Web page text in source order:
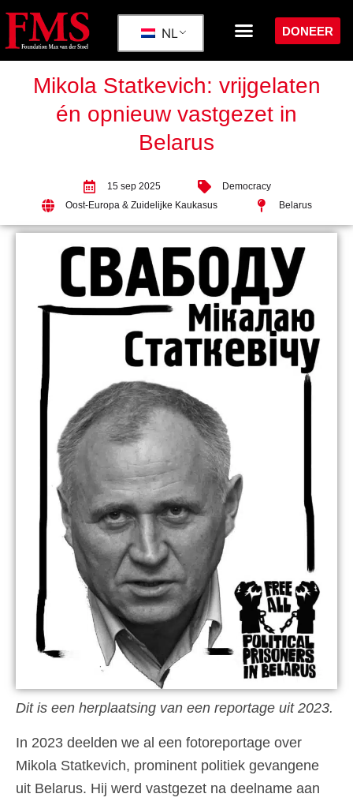
NL DONEER
Mikola Statkevich: vrijgelaten
én opnieuw vastgezet in
Belarus
15 sep 2025
Democracy
Oost-Europa & Zuidelijke Kaukasus
Belarus
Dit is een herplaatsing van een reportage uit 2023.
In 2023 deelden we al een fotoreportage over
Mikola Statkevich, prominent politiek gevangene
uit Belarus. Hij werd vastgezet na deelname aan